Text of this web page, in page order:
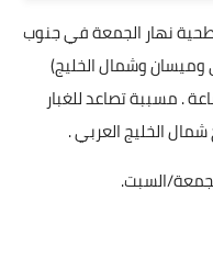
نهار الجمعة في جنوب
وشمال الخليج)
مابين 45-60 كم بالساعة . مسببة تصاعد للغبار
الخليج العربي .
السبت.